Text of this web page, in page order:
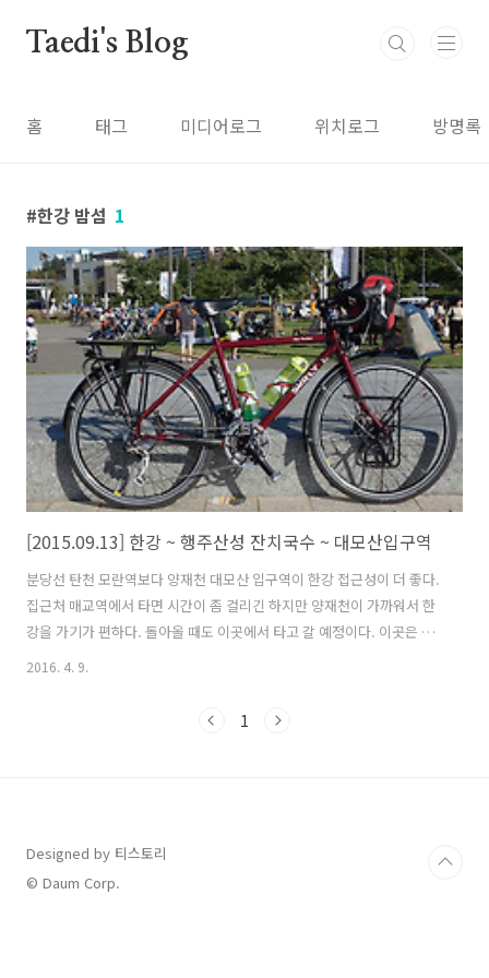
Taedi's Blog
홈 태그 미디어로그 위치로그 방명록
한강 밤섬 1
[2015.09.13] 한강 ~ 행주산성 잔치국수 ~ 대모산입구역
분당선 탄천 모란역보다 양재천 대모산 입구역이 한강 접근성이 더 좋다.
집근처 매교역에서 타면 시간이 좀 걸리긴 하지만 양재천이 가까워서 한
강을 가기가 편하다. 돌아올 때도 이곳에서 타고 갈 예정이다. 이곳은 강
남권에 위치해 있으면서 개천과 주변에 산이 있어 자연환경 여건이 좋다.
만 라이딩 하기에는 괜찮은 날씨다. 탄천합수부 어느정도 라이딩을 하니
2016. 4. 9.
1
Designed by 티스토리
© Daum Corp.